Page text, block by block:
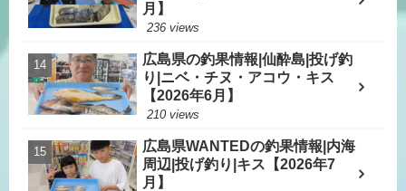
月】
236 views
広島県の釣果情報|仙酔島|投げ釣
り|ニベ・チヌ・アコウ・キス
【2026年6月】
210 views
広島県WANTEDの釣果情報|内海
周辺|投げ釣り|キス【2026年7
月】